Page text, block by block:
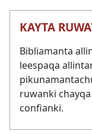
KAYTA
Bibliamanta
leespaqa
ruwanki
confianki.